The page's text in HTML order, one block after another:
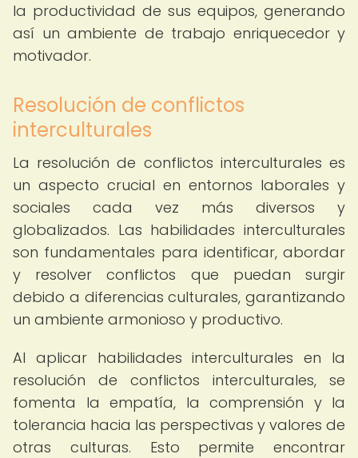
la productividad de sus equipos, generando
así un ambiente de trabajo enriquecedor y
motivador.
Resolución de conflictos
interculturales
La resolución de conflictos interculturales es
un aspecto crucial en entornos laborales y
sociales cada vez más diversos y
globalizados. Las habilidades interculturales
son fundamentales para identificar, abordar
y resolver conflictos que puedan surgir
debido a diferencias culturales, garantizando
un ambiente armonioso y productivo.
Al aplicar habilidades interculturales en la
resolución de conflictos interculturales, se
fomenta la empatía, la comprensión y la
tolerancia hacia las perspectivas y valores de
otras culturas. Esto permite encontrar